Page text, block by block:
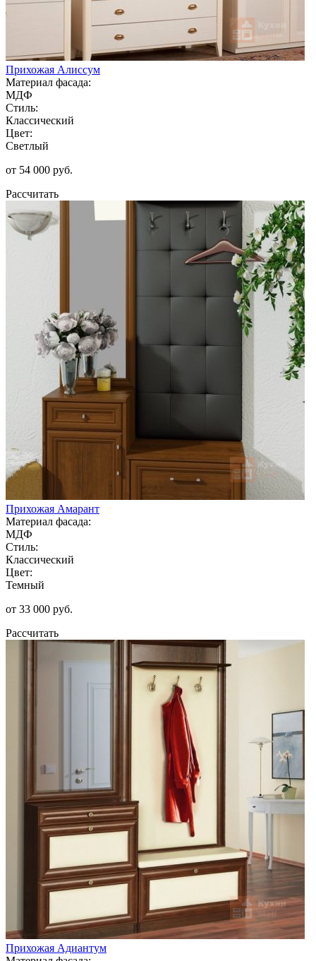
Прихожая Алиссум
Материал фасада:
МДФ
Стиль:
Классический
Цвет:
Светлый
от 54 000 руб.
Рассчитать
Прихожая Амарант
Материал фасада:
МДФ
Стиль:
Классический
Цвет:
Темный
от 33 000 руб.
Рассчитать
Прихожая Адиантум